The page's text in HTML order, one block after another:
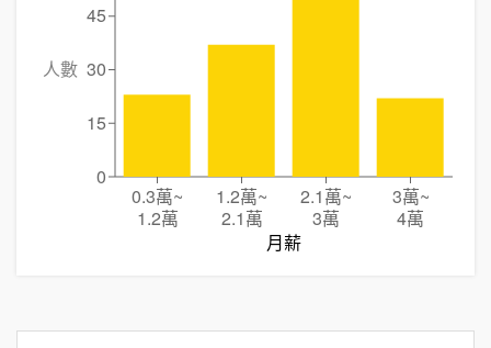
0.3萬~
1.2萬
1.2萬~
2.1萬
2.1萬~
3萬
3萬~
4萬
月薪
0
15
30
45
人數